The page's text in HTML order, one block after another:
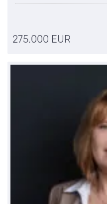
275.000 EUR